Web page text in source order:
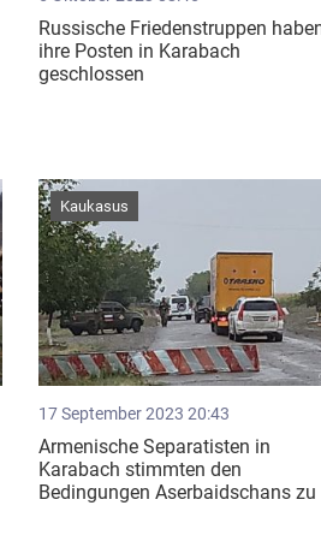
Russische Friedenstruppen
ihre Posten in Karabach
geschlossen
17 September 2023 20:43
Armenische Separatisten in
Karabach stimmten den
Bedingungen Aserbaidschans zu
Kaukasus